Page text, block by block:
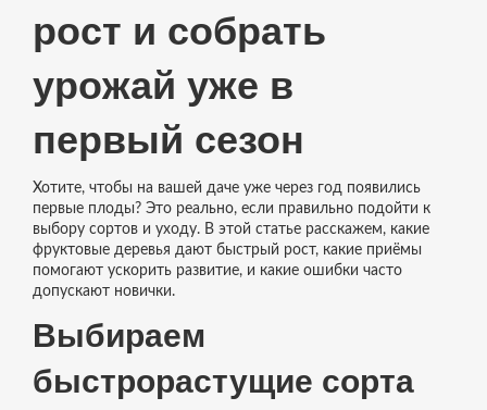
рост и собрать
урожай уже в
первый сезон
Хотите, чтобы на вашей даче уже через год появились
первые плоды? Это реально, если правильно подойти к
выбору сортов и уходу. В этой статье расскажем, какие
фруктовые деревья дают быстрый рост, какие приёмы
помогают ускорить развитие, и какие ошибки часто
допускают новички.
Выбираем
быстрорастущие сорта